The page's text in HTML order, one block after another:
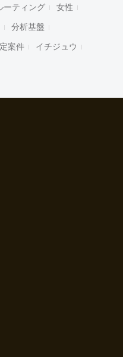
ーティング 女性
分析基盤
案件 イチジュウ